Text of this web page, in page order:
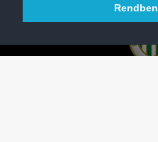
Rendben